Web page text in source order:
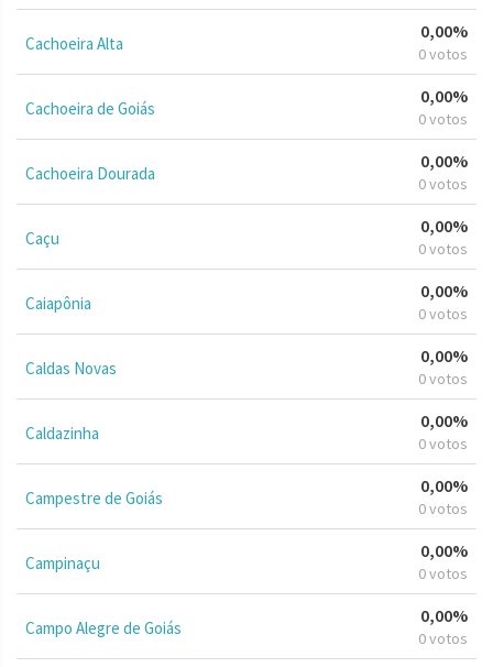
Cachoeira Alta
0,00%
0 votos
Cachoeira de Goiás
0,00%
0 votos
Cachoeira Dourada
0,00%
0 votos
Caçu
0,00%
0 votos
Caiapônia
0,00%
0 votos
Caldas Novas
0,00%
0 votos
Caldazinha
0,00%
0 votos
Campestre de Goiás
0,00%
0 votos
Campinaçu
0,00%
0 votos
Campo Alegre de Goiás
0,00%
0 votos